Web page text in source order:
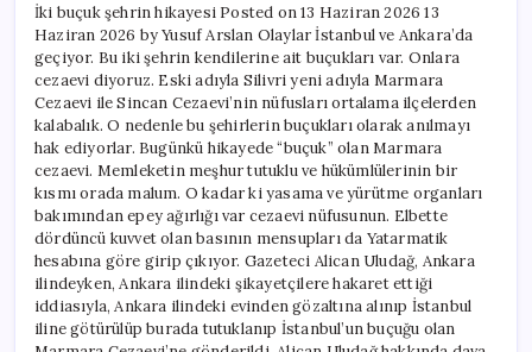
İki buçuk şehrin hikayesi Posted on 13 Haziran 2026 13
Haziran 2026 by Yusuf Arslan Olaylar İstanbul ve Ankara’da
geçiyor. Bu iki şehrin kendilerine ait buçukları var. Onlara
cezaevi diyoruz. Eski adıyla Silivri yeni adıyla Marmara
Cezaevi ile Sincan Cezaevi’nin nüfusları ortalama ilçelerden
kalabalık. O nedenle bu şehirlerin buçukları olarak anılmayı
hak ediyorlar. Bugünkü hikayede “buçuk” olan Marmara
cezaevi. Memleketin meşhur tutuklu ve hükümlülerinin bir
kısmı orada malum. O kadar ki yasama ve yürütme organları
bakımından epey ağırlığı var cezaevi nüfusunun. Elbette
dördüncü kuvvet olan basının mensupları da Yatarmatik
hesabına göre girip çıkıyor. Gazeteci Alican Uludağ, Ankara
ilindeyken, Ankara ilindeki şikayetçilere hakaret ettiği
iddiasıyla, Ankara ilindeki evinden gözaltına alınıp İstanbul
iline götürülüp burada tutuklanıp İstanbul’un buçuğu olan